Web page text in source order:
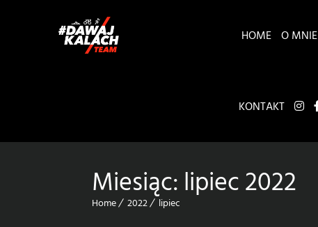
HOME O MNIE
KONTAKT
Miesiąc:lipiec 2022
Home 2022 lipiec